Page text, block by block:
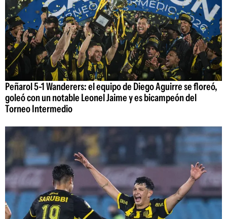
Peñarol 5-1 Wanderers: el equipo de Diego Aguirre se floreó,
goleó con un notable Leonel Jaime y es bicampeón del
Torneo Intermedio